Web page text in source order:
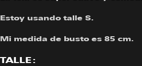
Estoy usando talle S.
Mi medida de busto es 85 cm.
TALLE